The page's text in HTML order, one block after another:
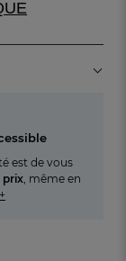
est de vous
prix , même en